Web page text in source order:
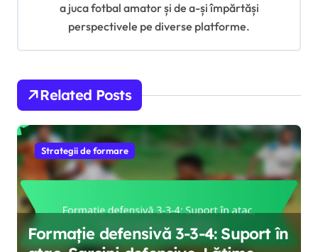
a juca fotbal amator și de a-și împărtăși
perspectivele pe diverse platforme.
Related Posts
Strategii de formare
Formație defensivă 3-3-4: Suport în